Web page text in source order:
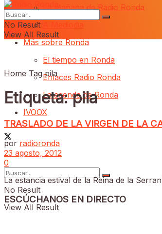
La Mañana de Radio Ronda
A Mediodia
Más sobre Ronda
El tiempo en Ronda
Enlaces Radio Ronda
La agenda de Ronda
IVOOX
No Result
View All Result
No Result
View All Result
Home Tag pila
Etiqueta:pila
TRASLADO DE LA VIRGEN DE LA
por radioronda
23 agosto, 2012
0
La estancia estival de la Reina de la
ESCÚCHANOS EN DIRECTO